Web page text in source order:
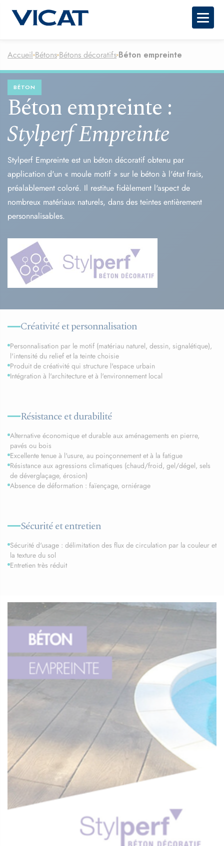
Accueil Bétons Bétons décoratifs Béton empreinte
BÉTON
Béton empreinte :
Stylperf Empreinte
Stylperf Empreinte est un béton décoratif obtenu par
application d'un « moule motif » sur le béton à l'état frais,
préalablement coloré. Il restitue fidèlement l'aspect de
nombreux matériaux naturels, dans des teintes entièrement
personnalisables.
Créativité et personnalisation
Personnalisation par le motif (matériau naturel, dessin, signalétique),
l'intensité du relief et la teinte choisie
Produit de créativité qui structure l'espace urbain
Intégration à l'architecture et à l'environnement local
Résistance et durabilité
Alternative économique et durable aux aménagements en pierre,
pavés ou bois
Excellente tenue à l'usure, au poinçonnement et à la fatigue
Résistance aux agressions climatiques (chaud/froid, gel/dégel, sels
de déverglaçage, érosion)
Absence de déformation : faïençage, orniérage
Sécurité et entretien
Sécurité d'usage : délimitation des flux de circulation par la couleur et
la texture du sol
Entretien très réduit